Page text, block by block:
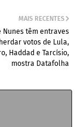
MAIS RECENTES
Nunes têm entraves
votos de Lula,
Haddad e Tarcísio,
mostra Datafolha